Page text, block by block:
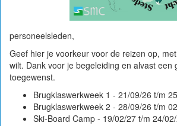
personeelsleden,
Geef hier je voorkeur voor de reizen op,
wilt. Dank voor je begeleiding en alvast een
toegewenst.
Brugklaswerkweek 1 - 21/09/26 t/m
Brugklaswerkweek 2 - 28/09/26 t/m
Ski-Board Camp - 19/02/27 t/m 24/